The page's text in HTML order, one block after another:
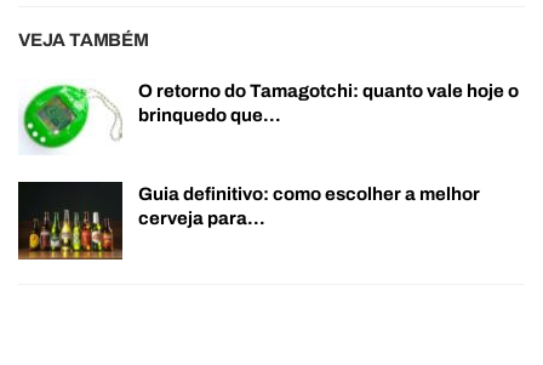
VEJA TAMBÉM
O retorno do Tamagotchi: quanto vale hoje o
brinquedo que…
Guia definitivo: como escolher a melhor
cerveja para…